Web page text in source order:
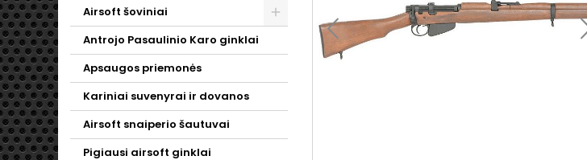
Airsoft šoviniai
Toggle
Antrojo Pasaulinio Karo ginklai
Apsaugos priemonės
Kariniai suvenyrai ir dovanos
Airsoft snaiperio šautuvai
Pigiausi airsoft ginklai